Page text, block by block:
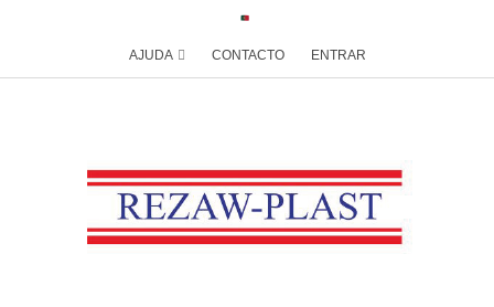
AJUDA CONTACTO ENTRAR